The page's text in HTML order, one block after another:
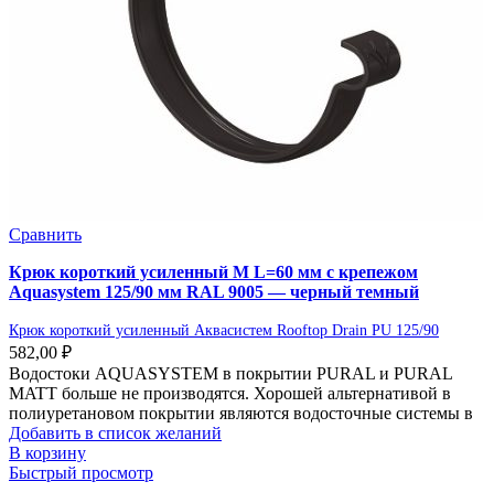
Сравнить
Крюк короткий усиленный M L=60 мм с крепежом
Aquasystem 125/90 мм RAL 9005 — черный темный
Крюк короткий усиленный Аквасистем Rooftop Drain PU 125/90
582,00 ₽
Водостоки AQUASYSTEM в покрытии PURAL и PURAL
MATT больше не производятся. Хорошей альтернативой в
полиуретановом покрытии являются водосточные системы в
Добавить в список желаний
В корзину
Быстрый просмотр